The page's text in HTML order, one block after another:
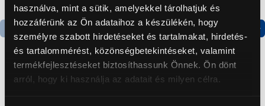
használva, mint a sütik, amelyekkel tárolhatjuk és
hozzáférünk az Ön adataihoz a készülékén, hogy
személyre szabott hirdetéseket és tartalmakat, hirdetés-
és tartalommérést, közönségbetekintéseket, valamint
termékfejlesztéseket biztosíthassunk Önnek. Ön dönt
arról, hogy ki használja az adatait és milyen célra.
Gorenje NRS8182KX Side
Gorenje N619EAXL4